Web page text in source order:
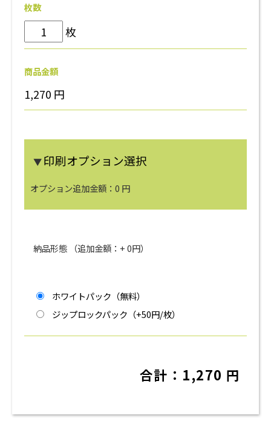
枚数
枚
商品金額
1,270 円
▼印刷オプション選択
オプション追加金額： 0 円
納品形態 （追加金額：+0円）
ホワイトパック（無料）
ジップロックパック（+50円/枚）
合計： 1,270 円